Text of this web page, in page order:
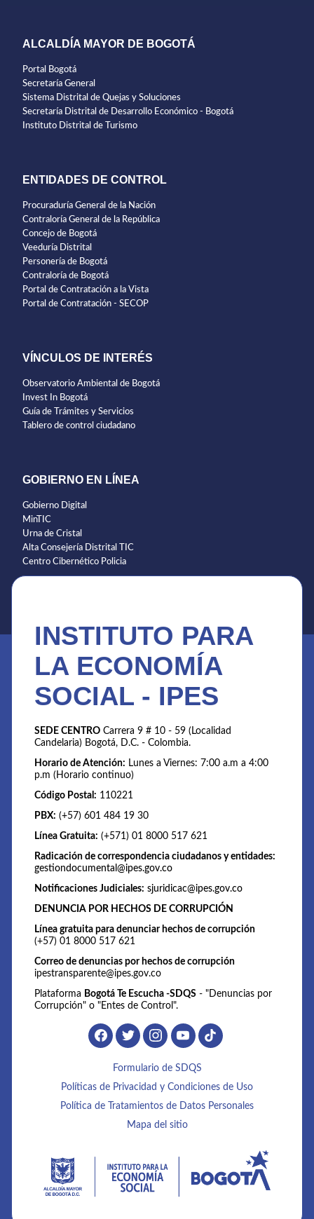
ALCALDÍA MAYOR DE BOGOTÁ
Portal Bogotá
Secretaría General
Sistema Distrital de Quejas y Soluciones
Secretaría Distrital de Desarrollo Económico - Bogotá
Instituto Distrital de Turismo
ENTIDADES DE CONTROL
Procuraduría General de la Nación
Contraloría General de la República
Concejo de Bogotá
Veeduría Distrital
Personería de Bogotá
Contraloría de Bogotá
Portal de Contratación a la Vista
Portal de Contratación - SECOP
VÍNCULOS DE INTERÉS
Observatorio Ambiental de Bogotá
Invest In Bogotá
Guía de Trámites y Servicios
Tablero de control ciudadano
GOBIERNO EN LÍNEA
Gobierno Digital
MinTIC
Urna de Cristal
Alta Consejería Distrital TIC
Centro Cibernético Policia
INSTITUTO PARA
LA ECONOMÍA
SOCIAL - IPES
SEDE CENTRO Carrera 9 # 10 - 59 (Localidad
Candelaria) Bogotá, D.C. - Colombia.
Horario de Atención: Lunes a Viernes: 7:00 a.m a 4:00
p.m (Horario continuo)
Código Postal: 110221
PBX: (+57) 601 484 19 30
Línea Gratuita: (+571) 01 8000 517 621
Radicación de correspondencia ciudadanos y entidades:
gestiondocumental@ipes.gov.co
Notificaciones Judiciales: sjuridicac@ipes.gov.co
DENUNCIA POR HECHOS DE CORRUPCIÓN
Línea gratuita para denunciar hechos de corrupción
(+57) 01 8000 517 621
Correo de denuncias por hechos de corrupción
ipestransparente@ipes.gov.co
Plataforma Bogotá Te Escucha -SDQS - "Denuncias por
Corrupción" o "Entes de Control".
Formulario de SDQS
Políticas de Privacidad y Condiciones de Uso
Política de Tratamientos de Datos Personales
Mapa del sitio